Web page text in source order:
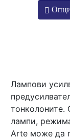
Лампови
тонколоните.
лампи,
Arte може да